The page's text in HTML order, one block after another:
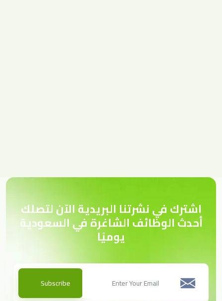
اشترك في نشرتنا البريدية الآن لتصلك
أحدث الوظائف الشاغرة في السعودية
يوميًا
Subscribe